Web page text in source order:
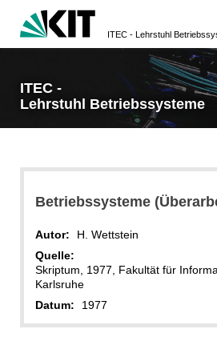
ITEC - Lehrstuhl
ITEC -
Lehrstuhl Betriebssysteme
Betriebssysteme
Autor:
H. Wettstein
Quelle:
Skriptum, 1977, Fakultät für
Karlsruhe
Datum:
1977